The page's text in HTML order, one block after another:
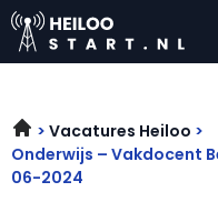
Vacatures Heiloo
Onderwijs – Vakdocent
06-2024